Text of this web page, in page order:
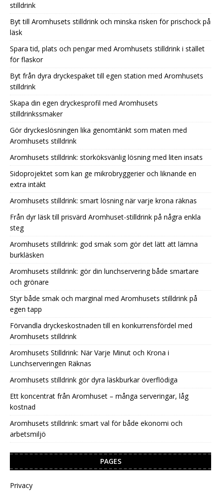
stilldrink
Byt till Aromhusets stilldrink och minska risken för prischock på
läsk
Spara tid, plats och pengar med Aromhusets stilldrink i stället
för flaskor
Byt från dyra dryckespaket till egen station med Aromhusets
stilldrink
Skapa din egen dryckesprofil med Aromhusets
stilldrinkssmaker
Gör dryckeslösningen lika genomtänkt som maten med
Aromhusets stilldrink
Aromhusets stilldrink: storköksvänlig lösning med liten insats
Sidoprojektet som kan ge mikrobryggerier och liknande en
extra intäkt
Aromhusets stilldrink: smart lösning när varje krona räknas
Från dyr läsk till prisvärd Aromhuset-stilldrink på några enkla
steg
Aromhusets stilldrink: god smak som gör det lätt att lämna
burkläsken
Aromhusets stilldrink: gör din lunchservering både smartare
och grönare
Styr både smak och marginal med Aromhusets stilldrink på
egen tapp
Förvandla dryckeskostnaden till en konkurrensfördel med
Aromhusets stilldrink
Aromhusets Stilldrink: När Varje Minut och Krona i
Lunchserveringen Räknas
Aromhusets stilldrink gör dyra läskburkar överflödiga
Ett koncentrat från Aromhuset – många serveringar, låg
kostnad
Aromhusets stilldrink: smart val för både ekonomi och
arbetsmiljö
PAGES
Privacy